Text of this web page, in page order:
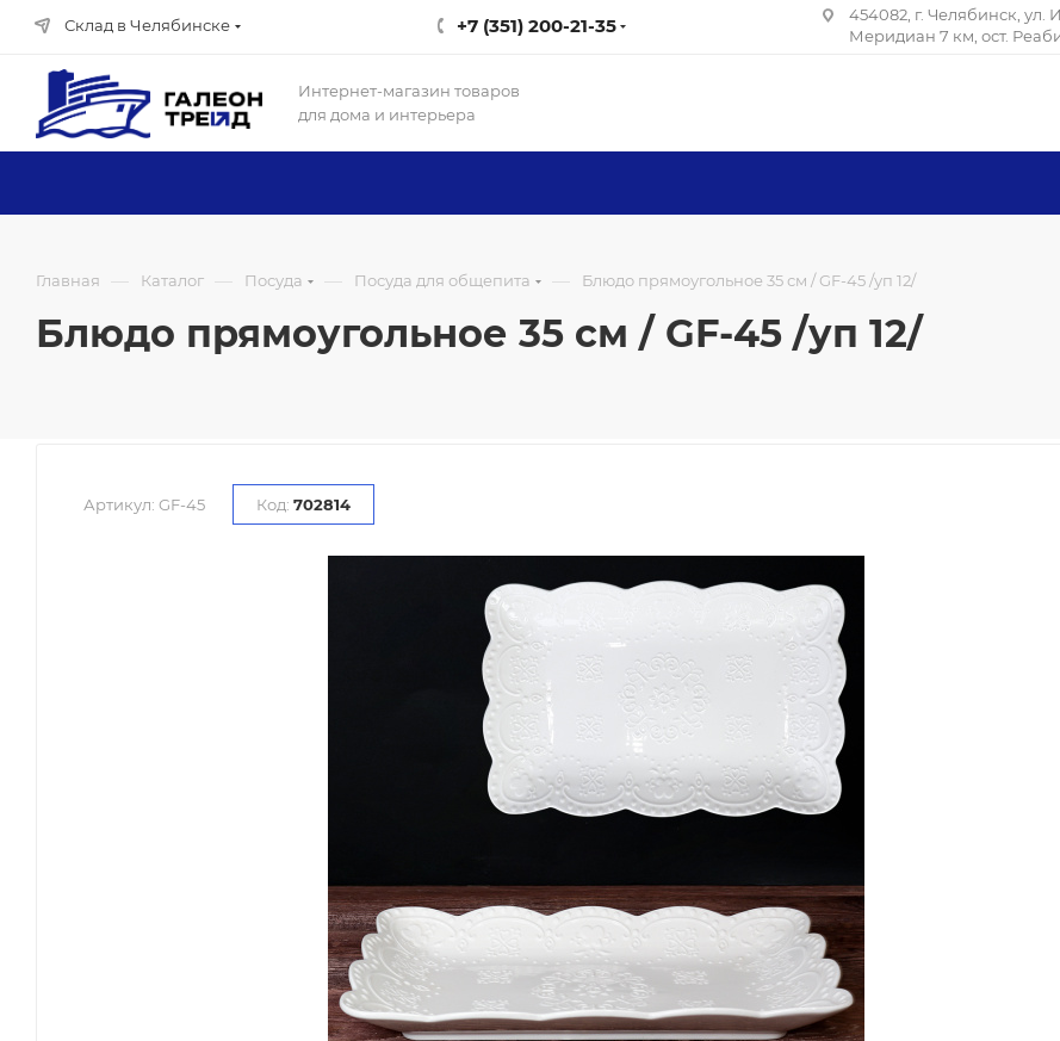
Склад в Челябинске +7 (351) 200-21-35
454082, г. Челябинск, ул.
Меридиан 7 км, ост.
Интернет-магазин товаров
для дома и интерьера
Главная — Каталог — Посуда — Посуда для общепита — Блюдо прямоугольное 35 см / GF-45 /уп 12/
Блюдо прямоугольное 35 см / GF-45 /уп 12/
Артикул: GF-45 Код: 702814